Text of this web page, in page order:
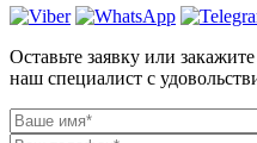
Оставьте заявку или
наш специалист с